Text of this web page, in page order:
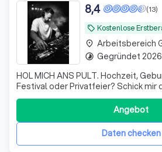
local_offer Kostenlose
(13)
8,4
HOL MICH ANS PULT. Hochzeit,
Festival oder Privatfeier? Schick mir
melde mich mit Verfügbarkeit, Preis
Schnell und unkompliziert.
Daten checken
Angebot
place Arbeitsbereich
timelapse Gegründet 2026